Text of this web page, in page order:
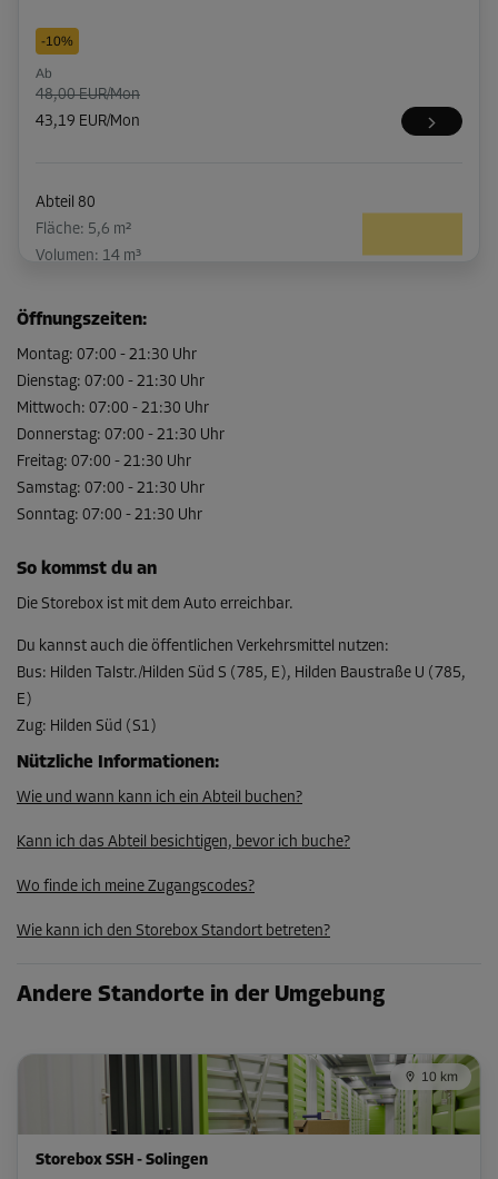
-10%
Ab
48,00 EUR/Mon
43,19 EUR/Mon
Abteil 80
Fläche: 5,6 m²
Volumen: 14 m³
-15%
Ab
151,00 EUR/Mon
128,34 EUR/Mon
Abteil 9
Volumen: 13,3 m³
L:2,5m B:2,1m H: 2,9m
-15%
145,00 EUR/Mon
Volumen: 13,8 m³
L:2,5m B:2,2m H:2,3m
126,64 EUR/Mon
Fläche: 5,9 m²
Öffnungszeiten:
Montag: 07:00 - 21:30 Uhr
Dienstag: 07:00 - 21:30 Uhr
Mittwoch: 07:00 - 21:30 Uhr
Donnerstag: 07:00 - 21:30 Uhr
Freitag: 07:00 - 21:30 Uhr
Samstag: 07:00 - 21:30 Uhr
Sonntag: 07:00 - 21:30 Uhr
So kommst du an
Die Storebox ist mit dem Auto erreichbar.
Du kannst auch die öffentlichen Verkehrsmittel nutzen:
Bus: Hilden Talstr./Hilden Süd S (785, E), Hilden Baustraße U (785,
E)
Zug: Hilden Süd (S1)
Nützliche Informationen:
Wie und wann kann ich ein Abteil buchen?
Kann ich das Abteil besichtigen, bevor ich buche?
Wo finde ich meine Zugangscodes?
Wie kann ich den Storebox Standort betreten?
Andere Standorte in der Umgebung
10 km
Storebox SSH - Solingen